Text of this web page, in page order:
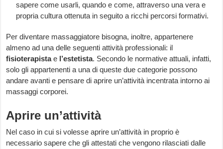
sapere come usarli, quando e come, attraverso una vera e
propria cultura ottenuta in seguito a ricchi percorsi formativi.
Per diventare massaggiatore bisogna, inoltre, appartenere
almeno ad una delle seguenti attività professionali: il
fisioterapistae l’estetista. Secondo le normative attuali, infatti,
solo gli appartenenti a una di queste due categorie possono
andare avanti e pensare di aprire un’attività incentrata intorno ai
massaggi corporei.
Aprire un’attività
Nel caso in cui si volesse aprire un’attività in proprio è
necessario sapere che gli attestati che vengono rilasciati dalle